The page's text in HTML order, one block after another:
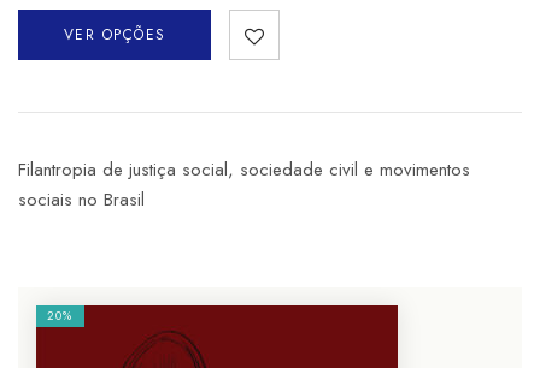
VER OPÇÕES
Filantropia de justiça social, sociedade civil e movimentos
sociais no Brasil
20%